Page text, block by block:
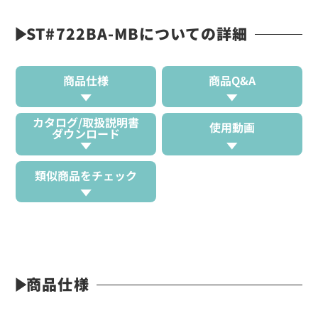
ST#722BA-MBについての詳細
商品仕様 商品Q&A
カタログ/取扱説明書
ダウンロード 使用動画
類似商品をチェック
商品仕様